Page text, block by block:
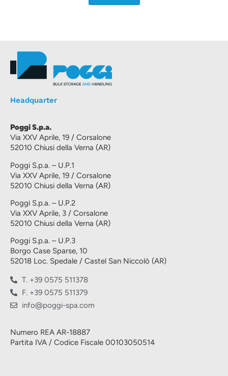
Headquarter
Poggi S.p.a.
Via XXV Aprile, 19 / Corsalone
52010 Chiusi della Verna (AR)
Poggi S.p.a. – U.P.1
Via XXV Aprile, 19 / Corsalone
52010 Chiusi della Verna (AR)
Poggi S.p.a. – U.P.2
Via XXV Aprile, 3 / Corsalone
52010 Chiusi della Verna (AR)
Poggi S.p.a. – U.P.3
Borgo Case Sparse, 10
52018 Loc. Spedale / Castel San Niccolò (AR)
T. +39 0575 511378
F. +39 0575 511379
info@poggi-spa.com
Numero REA AR-18887
Partita IVA / Codice Fiscale 00103050514